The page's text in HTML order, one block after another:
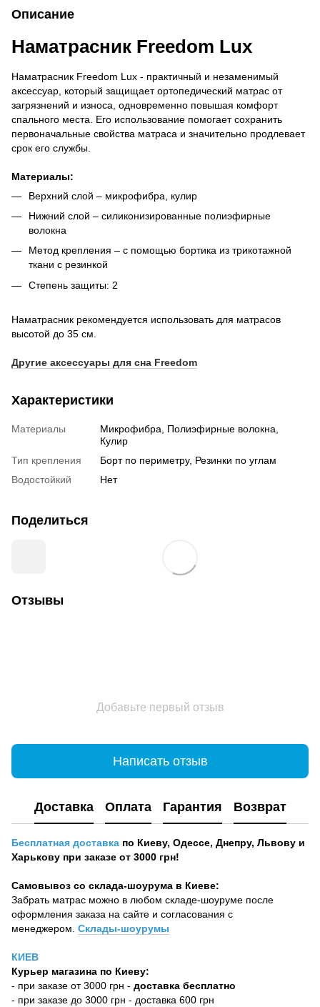
Описание
Наматрасник Freedom Lux
Наматрасник Freedom Lux - практичный и незаменимый
аксессуар, который защищает ортопедический матрас от
загрязнений и износа, одновременно повышая комфорт
спального места. Его использование помогает сохранить
первоначальные свойства матраса и значительно продлевает
срок его службы.
Материалы:
Верхний слой – микрофибра, кулир
Нижний слой – силиконизированные полиэфирные
волокна
Метод крепления – с помощью бортика из трикотажной
ткани с резинкой
Степень защиты: 2
Наматрасник рекомендуется использовать для матрасов
высотой до 35 см.
Другие аксессуары для сна Freedom
Характеристики
Материалы
Микрофибра, Полиэфирные волокна,
Кулир
Тип крепления
Борт по периметру, Резинки по углам
Водостойкий
Нет
Поделиться
Отзывы
Добавьте первый отзыв
Написать отзыв
Доставка Оплата Гарантия Возврат
Бесплатная доставка по Киеву, Одессе, Днепру, Львову и
Харькову при заказе от 3000 грн!
Самовывоз со склада-шоурума в Киеве:
Забрать матрас можно в любом складе-шоуруме после
оформления заказа на сайте и согласования с
менеджером. Склады-шоурумы
КИЕВ
Курьер магазина по Киеву:
- при заказе от 3000 грн - доставка бесплатно
- при заказе до 3000 грн - доставка 600 грн